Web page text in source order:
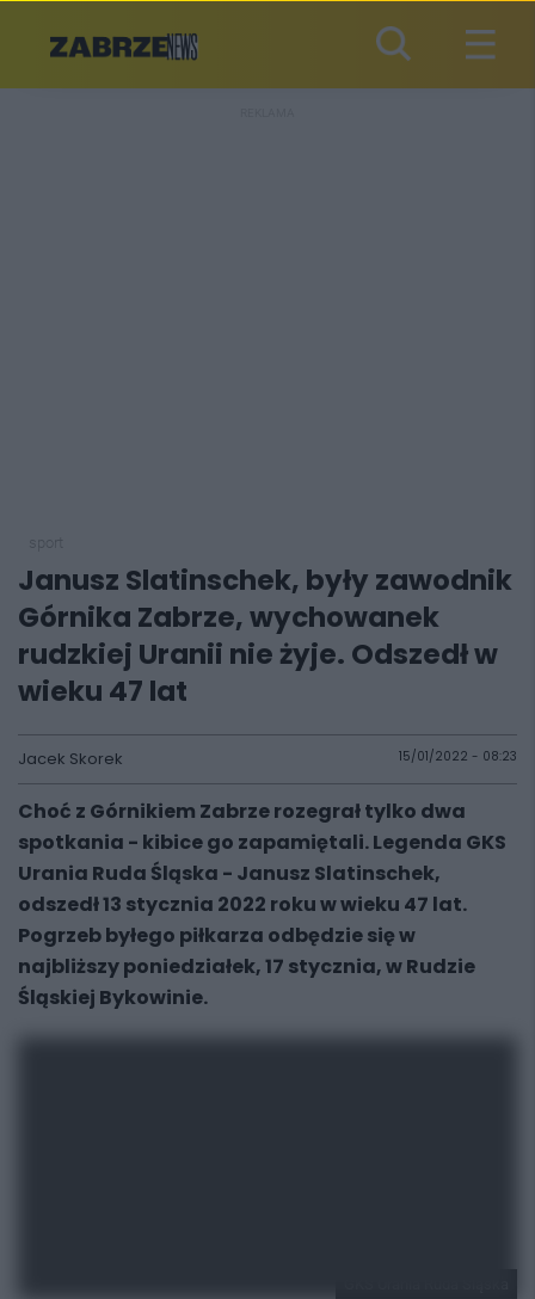
Janusz Slatinschek, były zawodnik
Górnika Zabrze, wychowanek
rudzkiej Uranii nie żyje. Odszedł w
wieku 47 lat
Jacek Skorek 15/01/2022 - 08:23
Choć z Górnikiem Zabrze rozegrał tylko dwa
spotkania - kibice go zapamiętali. Legenda GKS
Urania Ruda Śląska - Janusz Slatinschek,
odszedł 13 stycznia 2022 roku w wieku 47 lat.
Pogrzeb byłego piłkarza odbędzie się w
najbliższy poniedziałek, 17 stycznia, w Rudzie
Śląskiej Bykowinie.